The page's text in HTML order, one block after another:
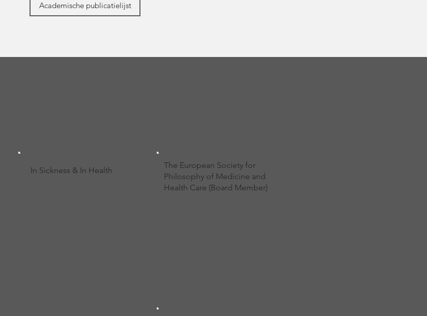
Academische publicatielijst
In Sickness & In Health
The European Society for
Philosophy of Medicine and
Health Care (Board Member)